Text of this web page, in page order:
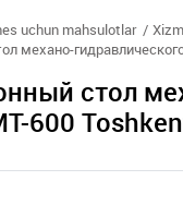
uchun mahsulotlar
механо-
стол
600